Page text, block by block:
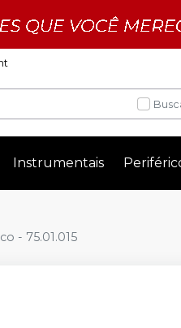
Instrumentais
- 75.01.015